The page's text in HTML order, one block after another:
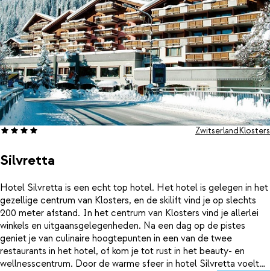
Silvretta
ZwitserlandKlosters
Hotel Silvretta is een echt top hotel. Het hotel is gelegen in het
gezellige centrum van Klosters, en de skilift vind je op slechts
200 meter afstand. In het centrum van Klosters vind je allerlei
winkels en uitgaansgelegenheden. Na een dag op de pistes
geniet je van culinaire hoogtepunten in een van de twee
restaurants in het hotel, of kom je tot rust in het beauty- en
wellnesscentrum. Door de warme sfeer in hotel Silvretta voelt